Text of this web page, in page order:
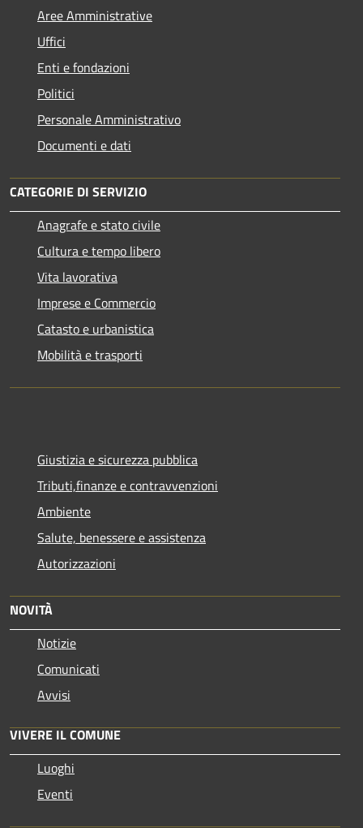
Aree Amministrative
Uffici
Enti e fondazioni
Politici
Personale Amministrativo
Documenti e dati
CATEGORIE DI SERVIZIO
Anagrafe e stato civile
Cultura e tempo libero
Vita lavorativa
Imprese e Commercio
Catasto e urbanistica
Mobilità e trasporti
Giustizia e sicurezza pubblica
Tributi,finanze e contravvenzioni
Ambiente
Salute, benessere e assistenza
Autorizzazioni
NOVITÀ
Notizie
Comunicati
Avvisi
VIVERE IL COMUNE
Luoghi
Eventi